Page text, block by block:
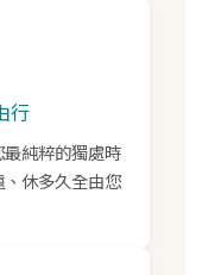
行
純粹的獨處時
休多久全由您